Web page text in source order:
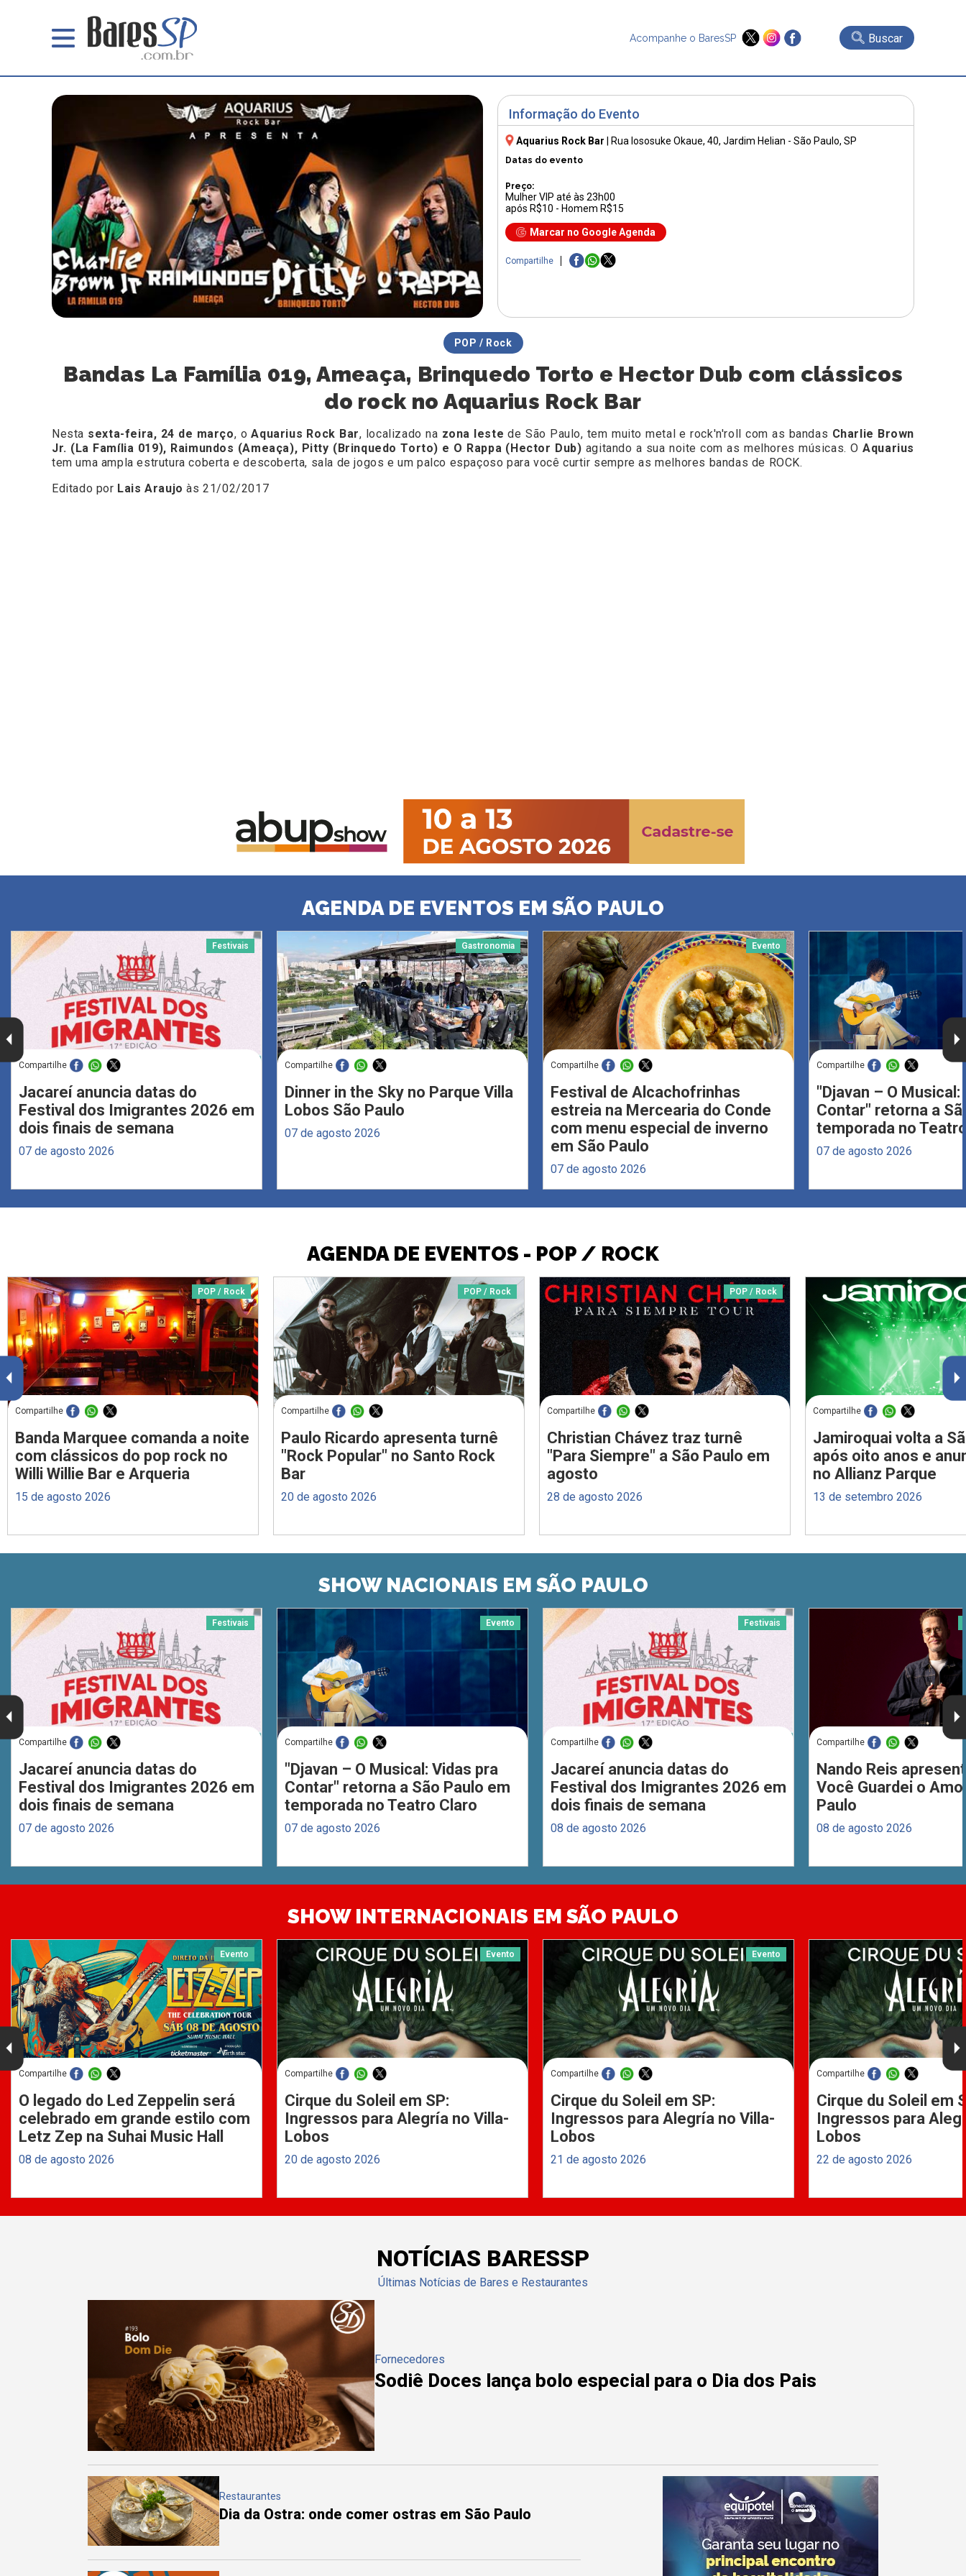
Acompanhe o BaresSP Buscar
Informação do Evento
Aquarius Rock Bar Rua Iososuke Okaue, 40, Jardim Helian - São Paulo, SP
Datas do evento
Preço:
Mulher VIP até às 23h00
após R$10 - Homem R$15
Marcar no Google Agenda
Compartilhe
POP / Rock
Bandas La Família 019, Ameaça, Brinquedo Torto e Hector Dub com clássicos
do rock no Aquarius Rock Bar
Nesta sexta-feira, 24 de março, oAquarius Rock Bar, localizado na zona leste de São Paulo, tem muito metal e rock'n'roll com as bandas Charlie Brown
Jr. (La Família 019), Raimundos (Ameaça), Pitty (Brinquedo Torto) e O Rappa (Hector Dub) agitando a sua noite com as melhores músicas.OAquarius
tem uma ampla estrutura coberta e descoberta, sala de jogos e um palco espaçoso para você curtir sempre as melhores bandas de ROCK.
Editado por Lais Araujo às 21/02/2017
AGENDA DE EVENTOS EM SÃO PAULO
Festivais
Compartilhe
Jacareí anuncia datas do
Festival dos Imigrantes 2026 em
dois finais de semana
07 de agosto 2026
Gastronomia
Compartilhe
Dinner in the Sky no Parque Villa
Lobos São Paulo
07 de agosto 2026
Evento
Compartilhe
Festival de Alcachofrinhas
estreia na Mercearia do Conde
com menu especial de inverno
em São Paulo
07 de agosto 2026
Compartilhe
"Djavan – O Musical:
Contar" retorna a
temporada no
07 de agosto 2026
AGENDA DE EVENTOS - POP / ROCK
POP / Rock
Compartilhe
Banda Marquee comanda a noite
com clássicos do pop rock no
Willi Willie Bar e Arqueria
15 de agosto 2026
POP / Rock
Compartilhe
Paulo Ricardo apresenta turnê
"Rock Popular" no Santo Rock
Bar
20 de agosto 2026
POP / Rock
Compartilhe
Christian Chávez traz turnê
"Para Siempre" a São Paulo em
agosto
28 de agosto 2026
Compartilhe
Jamiroquai volta a
após oito anos e
no Allianz Parque
13 de setembro 2026
SHOW NACIONAIS EM SÃO PAULO
Festivais
Compartilhe
Jacareí anuncia datas do
Festival dos Imigrantes 2026 em
dois finais de semana
07 de agosto 2026
Evento
Compartilhe
"Djavan – O Musical: Vidas pra
Contar" retorna a São Paulo em
temporada no Teatro Claro
07 de agosto 2026
Festivais
Compartilhe
Jacareí anuncia datas do
Festival dos Imigrantes 2026 em
dois finais de semana
08 de agosto 2026
Compartilhe
Nando Reis
Você Guardei o
Paulo
08 de agosto 2026
SHOW INTERNACIONAIS EM SÃO PAULO
Evento
Compartilhe
O legado do Led Zeppelin será
celebrado em grande estilo com
Letz Zep na Suhai Music Hall
08 de agosto 2026
Evento
Compartilhe
Cirque du Soleil em SP:
Ingressos para Alegría no Villa-
Lobos
20 de agosto 2026
Evento
Compartilhe
Cirque du Soleil em SP:
Ingressos para Alegría no Villa-
Lobos
21 de agosto 2026
Compartilhe
Cirque du Soleil em
Ingressos para
Lobos
22 de agosto 2026
NOTÍCIAS BARESSP
Últimas Notícias de Bares e Restaurantes
Fornecedores
Sodiê Doces lança bolo especial para o Dia dos Pais
Restaurantes
Dia da Ostra: onde comer ostras em São Paulo